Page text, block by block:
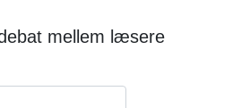
mellem læsere